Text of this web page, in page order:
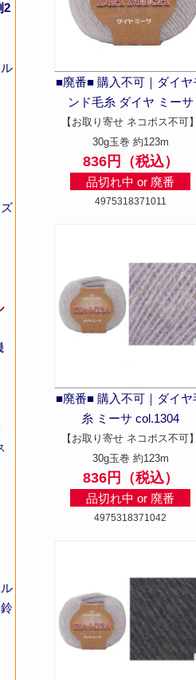
2
■廃番■ 購入不可｜ダイヤ
ンド毛糸 ダイヤ ミーサ
【お取り寄せ ネコポス不可】
30g玉巻 約123m
836円（税込）
品切れ中 or 廃番
4975318371011
■廃番■ 購入不可｜ダイヤ
糸 ミーサ col.1304
【お取り寄せ ネコポス不可】
30g玉巻 約123m
836円（税込）
品切れ中 or 廃番
4975318371042